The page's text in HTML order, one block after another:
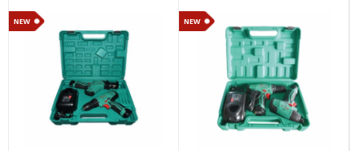
NEW NEW